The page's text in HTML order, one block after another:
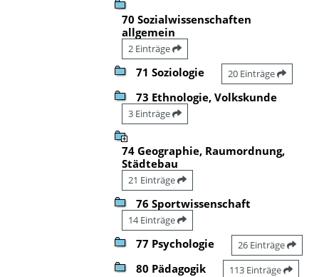
70 Sozialwissenschaften
allgemein
2 Einträge
71 Soziologie 20 Einträge
73 Ethnologie, Volkskunde
3 Einträge
74 Geographie, Raumordnung,
Städtebau
21 Einträge
76 Sportwissenschaft
14 Einträge
77 Psychologie 26 Einträge
80 Pädagogik 113 Einträge